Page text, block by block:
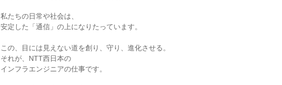
私たちの日常や社会は、
安定した「通信」の上になりたっています。
この、目には見えない道を創り、守り、進化させる。
それが、NTT西日本の
インフラエンジニアの仕事です。